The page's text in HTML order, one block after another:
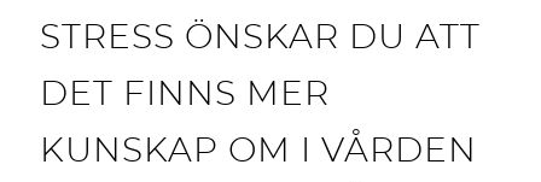
STRESS ÖNSKAR DU ATT
DET FINNS MER
KUNSKAP OM I VÅRDEN